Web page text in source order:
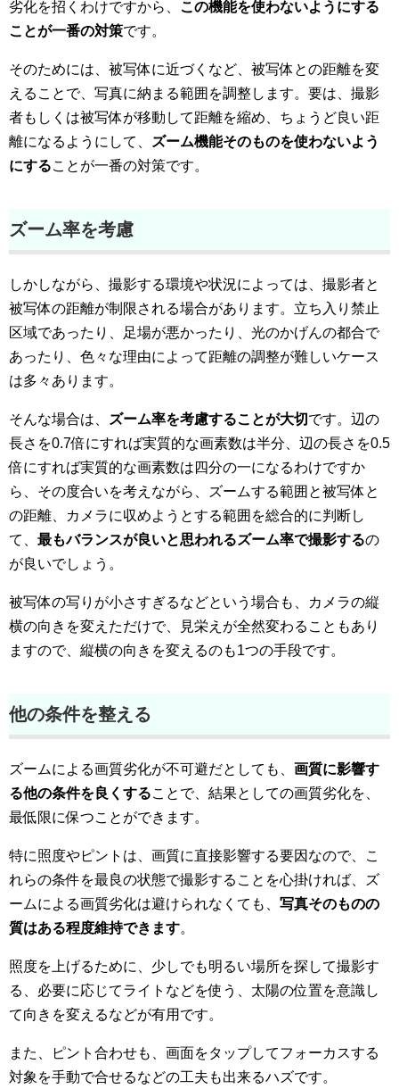
劣化を招くわけですから、 この機能を使わないようにする
ことが一番の対策です。
そのためには、被写体に近づくなど、被写体との距離を変
えることで、写真に納まる範囲を調整します。要は、撮影
者もしくは被写体が移動して距離を縮め、ちょうど良い距
離になるようにして、
ズーム機能そのものを使わないよう
にすることが一番の対策です。
ズーム率を考慮
しかしながら、撮影する環境や状況によっては、撮影者と
被写体の距離が制限される場合があります。立ち入り禁止
区域であったり、足場が悪かったり、光のかげんの都合で
あったり、色々な理由によって距離の調整が難しいケース
は多々あります。
そんな場合は、 ズーム率を考慮することが大切です。辺の
長さを0.7倍にすれば実質的な画素数は半分、辺の長さを0.5
倍にすれば実質的な画素数は四分の一になるわけですか
ら、その度合いを考えながら、ズームする範囲と被写体と
の距離、カメラに収めようとする範囲を総合的に判断し
て、 最もバランスが良いと思われるズーム率で撮影するの
が良いでしょう。
被写体の写りが小さすぎるなどという場合も、カメラの縦
横の向きを変えただけで、見栄えが全然変わることもあり
ますので、縦横の向きを変えるのも1つの手段です。
他の条件を整える
ズームによる画質劣化が不可避だとしても、 画質に影響す
る他の条件を良くすることで、結果としての画質劣化を、
最低限に保つことができます。
特に照度やピントは、画質に直接影響する要因なので、こ
れらの条件を最良の状態で撮影することを心掛ければ、ズ
ームによる画質劣化は避けられなくても、 写真そのものの
質はある程度維持できます。
照度を上げるために、少しでも明るい場所を探して撮影す
る、必要に応じてライトなどを使う、太陽の位置を意識し
て向きを変えるなどが有用です。
また、ピント合わせも、画面をタップしてフォーカスする
対象を手動で合せるなどの工夫も出来るハズです。